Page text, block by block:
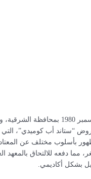
ولد وليد فواز في 17 ديسمبر 1980
“ستاند أب كوميدي”،
بأسلوب مختلف عن
مما دفعه للالتحاق بالمعهد
بشكل أكاديمي.